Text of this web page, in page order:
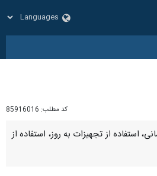
کد مطلب: 85916016
از تجهیزات به روز، استفاده از